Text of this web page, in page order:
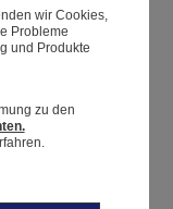
wir Cookies,
Probleme
und Produkte
zu den